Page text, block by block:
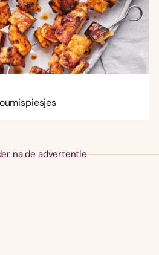
na de advertentie